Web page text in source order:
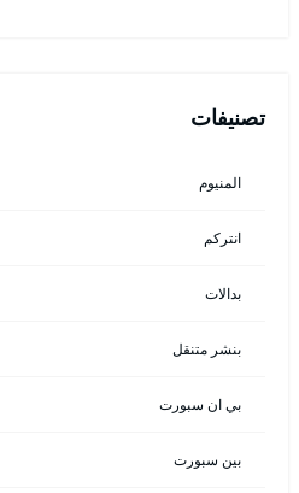
تصنيفات
المنيوم
انتركم
بدالات
بنشر متنقل
بي ان سبورت
بين سبورت